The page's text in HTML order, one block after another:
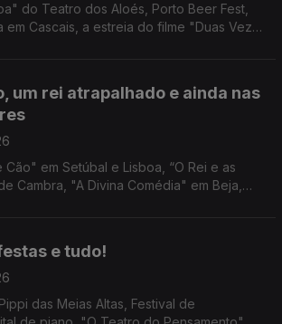
do Teatro dos Aloés, Porto Beer Fest,
em Cascais, a estreia do filme "Duas Vezes
um rei atrapalhado e ainda nas
Cão" em Setúbal e Lisboa, “O Rei e as
Cambra, "A Divina Comédia" em Beja,
e tudo!
das Meias Altas, Festival de